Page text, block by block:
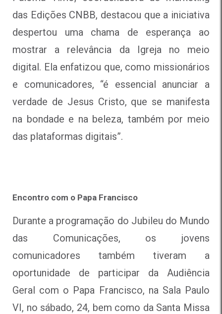
das Edições CNBB, destacou que a iniciativa
despertou uma chama de esperança ao
mostrar a relevância da Igreja no meio
digital. Ela enfatizou que, como missionários
e comunicadores, “é essencial anunciar a
verdade de Jesus Cristo, que se manifesta
na bondade e na beleza, também por meio
das plataformas digitais”.
Encontro com o Papa Francisco
Durante a programação do Jubileu do Mundo
das Comunicações, os jovens
comunicadores também tiveram a
oportunidade de participar da Audiência
Geral com o Papa Francisco, na Sala Paulo
VI, no sábado, 24, bem como da Santa Missa